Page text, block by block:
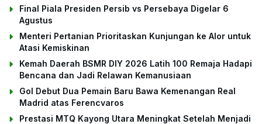
Final Piala Presiden Persib vs Persebaya Digelar 6
Agustus
Menteri Pertanian Prioritaskan Kunjungan ke Alor untuk
Atasi Kemiskinan
Kemah Daerah BSMR DIY 2026 Latih 100 Remaja Hadapi
Bencana dan Jadi Relawan Kemanusiaan
Gol Debut Dua Pemain Baru Bawa Kemenangan Real
Madrid atas Ferencvaros
Prestasi MTQ Kayong Utara Meningkat Setelah Menjadi